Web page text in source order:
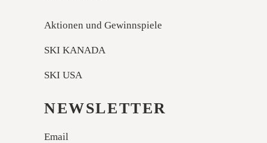
Aktionen und Gewinnspiele
SKI KANADA
SKI USA
NEWSLETTER
Email